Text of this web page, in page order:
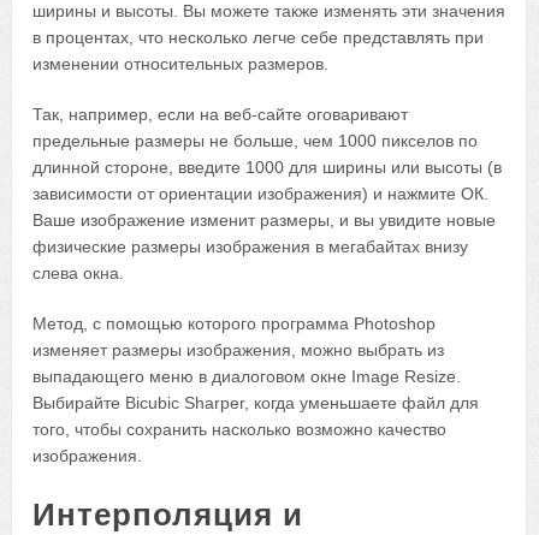
ширины и высоты. Вы можете также изменять эти значения
в процентах, что несколько легче себе представлять при
изменении относительных размеров.
Так, например, если на веб-сайте оговаривают
предельные размеры не больше, чем 1000 пикселов по
длинной стороне, введите 1000 для ширины или высоты (в
зависимости от ориентации изображения) и нажмите ОК.
Ваше изображение изменит размеры, и вы увидите новые
физические размеры изображения в мегабайтах внизу
слева окна.
Метод, с помощью которого программа Photoshop
изменяет размеры изображения, можно выбрать из
выпадающего меню в диалоговом окне Image Resize.
Выбирайте Bicubic Sharper, когда уменьшаете файл для
того, чтобы сохранить насколько возможно качество
изображения.
Интерполяция и